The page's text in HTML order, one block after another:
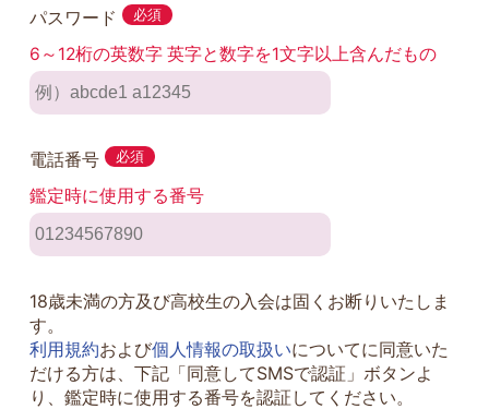
パスワード 必須
6～12桁の英数字 英字と数字を1文字以上含んだもの
電話番号 必須
鑑定時に使用する番号
18歳未満の方及び高校生の入会は固くお断りいたしま
す。
利用規約および個人情報の取扱いについてに同意いた
だける方は、下記「同意してSMSで認証」ボタンよ
り、鑑定時に使用する番号を認証してください。